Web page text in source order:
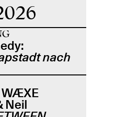
nach
Neil